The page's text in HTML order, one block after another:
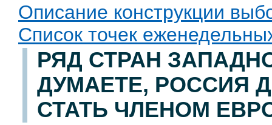
Описание конструкции
Список точек
РЯД СТРАН
ДУМАЕТЕ, РОССИЯ
СТАТЬ ЧЛЕНОМ